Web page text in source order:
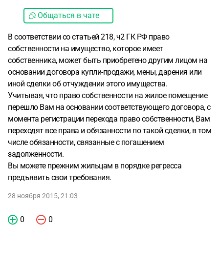
Общаться в чате
В соответствии со статьей 218, ч2 ГК РФ право
собственности на имущество, которое имеет
собственника, может быть приобретено другим лицом на
основании договора купли-продажи, мены, дарения или
иной сделки об отчуждении этого имущества.
Учитывая, что право собственности на жилое помещение
перешло Вам на основании соответствующего договора, с
момента регистрации перехода право собственности, Вам
переходят все права и обязанности по такой сделки, в том
числе обязанности, связанные с погашением
задолженности.
Вы можете прежним жильцам в порядке регресса
предъявить свои требования.
28 ноября 2015, 21:03
0 0